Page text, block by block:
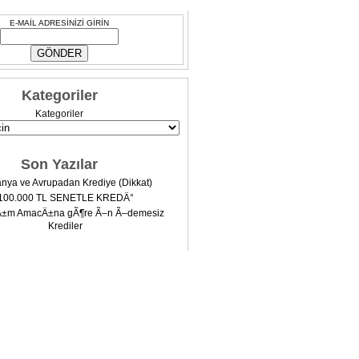
E-MAİL ADRESİNİZİ GİRİN
Kategoriler
Kategoriler
Son Yazılar
ve Avrupadan Krediye (Dikkat)
TL SENETLE KREDÄ°
AmacÄ±na gÃ¶re Ã–n Ã–demesiz
Krediler